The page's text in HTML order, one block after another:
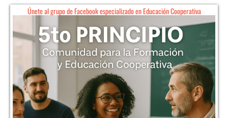
Únete al grupo de Facebook especializado en Educación Cooperativa